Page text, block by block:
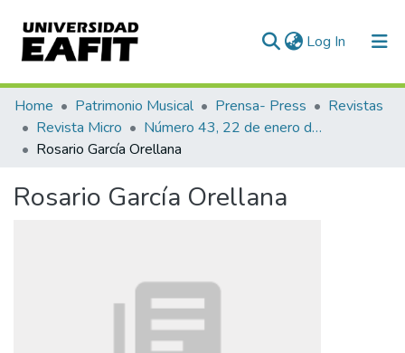
Log In (current)
Communities & Collections
All of DSpace
Home Patrimonio Musical Prensa- Press
Revistas
Revista Micro
Número 43, 22 de enero de 1941
Rosario García Orellana
Rosario García Orellana